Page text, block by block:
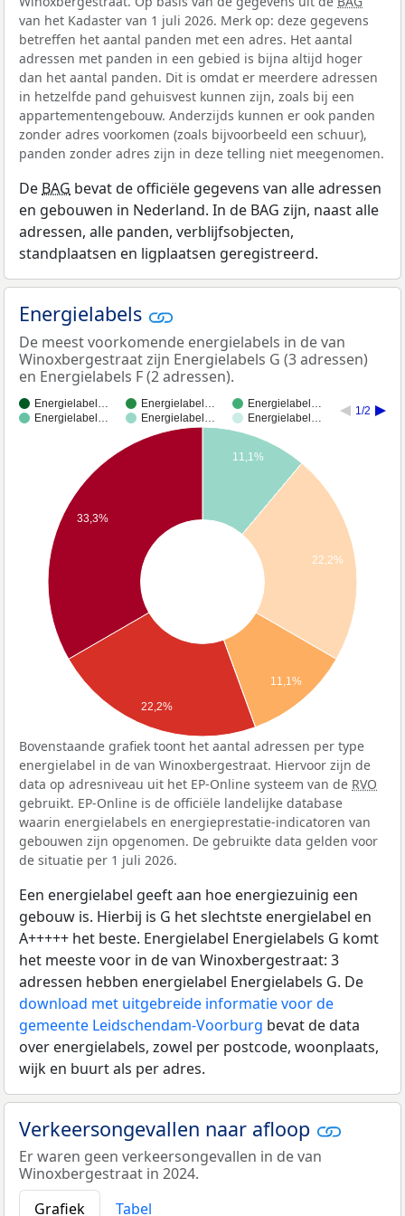
van het Kadaster van 1 juli 2026. Merk op: deze gegevens
betreffen het aantal panden met een adres. Het aantal
adressen met panden in een gebied is bijna altijd hoger
dan het aantal panden. Dit is omdat er meerdere adressen
in hetzelfde pand gehuisvest kunnen zijn, zoals bij een
appartementengebouw. Anderzijds kunnen er ook panden
zonder adres voorkomen (zoals bijvoorbeeld een schuur),
panden zonder adres zijn in deze telling niet meegenomen.
De BAG bevat de officiële gegevens van alle adressen
en gebouwen in Nederland. In de BAG zijn, naast alle
adressen, alle panden, verblijfsobjecten,
standplaatsen en ligplaatsen geregistreerd.
Energielabels
De meest voorkomende energielabels in de van
Winoxbergestraat zijn Energielabels G (3 adressen)
en Energielabels F (2 adressen).
Energielabel… Energielabel…
Energielabel…
Energielabel…
Energielabel… Energielabel…
1/2
11,1%
22,2%
11,1%
33,3%
22,2%
Bovenstaande grafiek toont het aantal adressen per type
energielabel in de van Winoxbergestraat. Hiervoor zijn de
data op adresniveau uit het EP-Online systeem van de RVO
gebruikt. EP-Online is de officiële landelijke database
waarin energielabels en energieprestatie-indicatoren van
gebouwen zijn opgenomen. De gebruikte data gelden voor
de situatie per 1 juli 2026.
Een energielabel geeft aan hoe energiezuinig een
gebouw is. Hierbij is G het slechtste energielabel en
A+++++ het beste. Energielabel Energielabels G komt
het meeste voor in de van Winoxbergestraat: 3
adressen hebben energielabel Energielabels G. De
download met uitgebreide informatie voor de
gemeente Leidschendam-Voorburg bevat de data
over energielabels, zowel per postcode, woonplaats,
wijk en buurt als per adres.
Verkeersongevallen naar afloop
Er waren geen verkeersongevallen in de van
Winoxbergestraat in 2024.
Grafiek
Tabel